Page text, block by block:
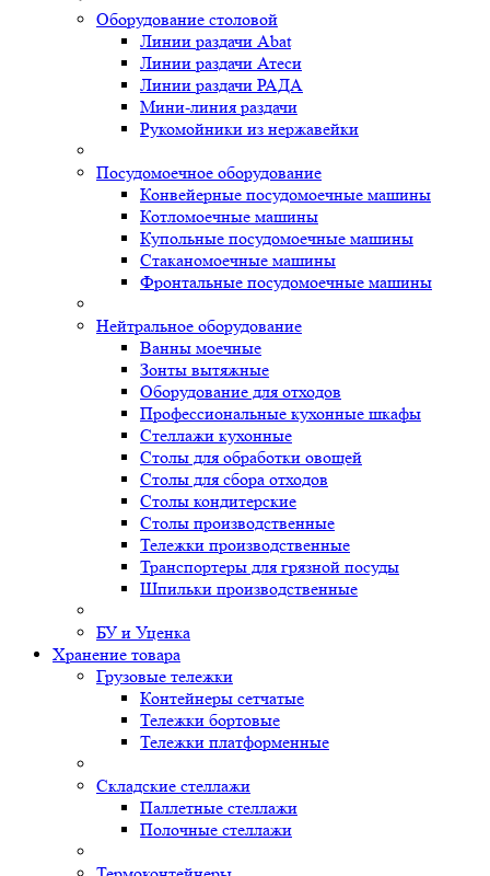
Оборудование столовой
Линии раздачи Abat
Линии раздачи Атеси
Линии раздачи РАДА
Мини-линия раздачи
Рукомойники из нержавейки
Посудомоечное оборудование
Конвейерные посудомоечные машины
Котломоечные машины
Купольные посудомоечные машины
Стаканомоечные машины
Фронтальные посудомоечные машины
Нейтральное оборудование
Ванны моечные
Зонты вытяжные
Оборудование для отходов
Профессиональные кухонные шкафы
Стеллажи кухонные
Столы для обработки овощей
Столы для сбора отходов
Столы кондитерские
Столы производственные
Тележки производственные
Транспортеры для грязной посуды
Шпильки производственные
БУ и Уценка
Хранение товара
Грузовые тележки
Контейнеры сетчатые
Тележки бортовые
Тележки платформенные
Складские стеллажи
Паллетные стеллажи
Полочные стеллажи